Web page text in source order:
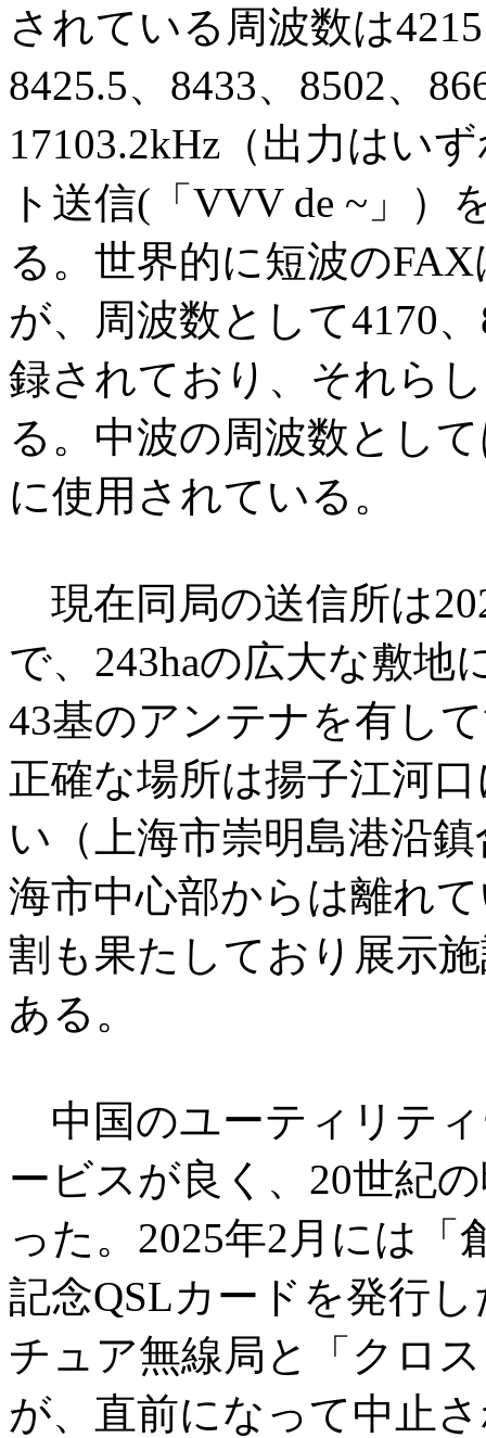
されている周波数は
8425.5、8433、8502、
17103.2kHz（出力はい
ト送信(「VVV de ~」
る。世界的に短波の
が、周波数として4170
録されており、それら
る。中波の周波数とし
に使用されている。
現在同局の送信所は
で、243haの広大な敷地
43基のアンテナを有し
正確な場所は揚子江河
い（上海市崇明島港沿
海市中心部からは離れ
割も果たしており展示
ある。
中国のユーティリテ
ービスが良く、20世紀
った。2025年2月には「
記念QSLカードを発行
チュア無線局と「クロ
が、直前になって中止